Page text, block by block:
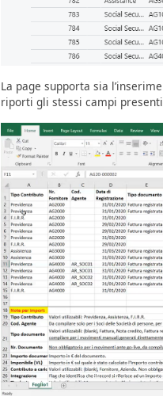
La page supporta sia
riporti gli stessi campi